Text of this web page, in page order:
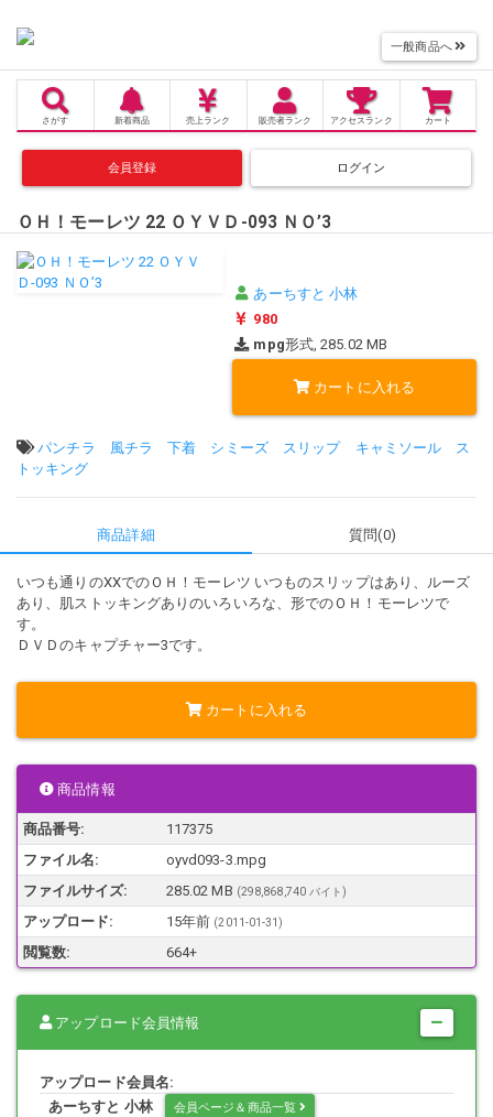
一般商品へ
さがす 新着商品 売上 ランク 販売者ランク アクセス ランク カート
会員登録 ログイン
ＯＨ！モーレツ 22 ＯＹＶＤ-093 ＮＯ’3
あーちすと 小林
980
mpg形式, 285.02 MB
カートに入れる
タグ:
パンチラ 風チラ 下着 シミーズ スリップ キャミソール
ス
トッキング
商品詳細 質問(0)
いつも通りのXXでのＯＨ！モーレツ いつものスリップはあり、ルーズ
あり、肌ストッキングありのいろいろな、形でのＯＨ！モーレツで
す。
ＤＶＤのキャプチャー3です。
カートに入れる
商品情報
商品番号:
117375
ファイル名:
oyvd093-3.mpg
ファイルサイズ:
285.02 MB (298,868,740 バイト)
アップロード: 15年前 (2011-01-31 )
閲覧数: 664+
アップロード会員情報
アップロード会員名:
あーちすと 小林
会員ページ＆商品一覧